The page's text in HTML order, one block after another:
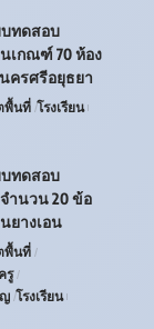
ทดสอบ
เกณฑ์ 70 ห้อง
ครศรีอยุธยา
พื้นที่ โรงเรียน
ทดสอบ
ำนวน 20 ข้อ
ยางเอน
พื้นที่
รู
โรงเรียน